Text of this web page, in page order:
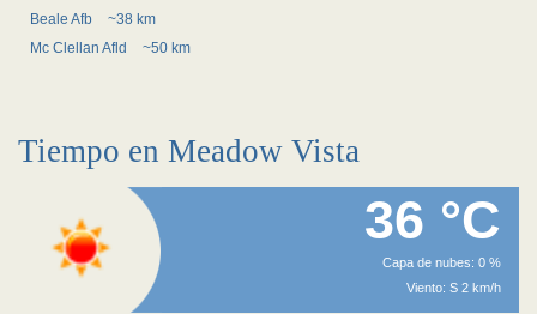
Beale Afb
~38 km
Mc Clellan Afld
~50 km
Tiempo en Meadow Vista
36 °C
Capa de nubes: 0 %
Viento: S 2 km/h